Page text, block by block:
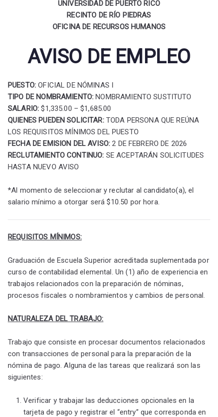
UNIVERSIDAD DE PUERTO RICO
RECINTO DE RÍO PIEDRAS
OFICINA DE RECURSOS HUMANOS
AVISO DE EMPLEO
PUESTO: OFICIAL DE NÓMINAS I
TIPO DE NOMBRAMIENTO: NOMBRAMIENTO SUSTITUTO
SALARIO: $1,335.00 – $1,685.00
QUIENES PUEDEN SOLICITAR:TODA PERSONA QUE REÚNA
LOS REQUISITOS MÍNIMOS DEL PUESTO
FECHA DE EMISION DEL AVISO: 2 DE FEBRERO DE 2026
RECLUTAMIENTO CONTINUO: SE ACEPTARÁN SOLICITUDES
HASTA NUEVO AVISO
*Al momento de seleccionar y reclutar al candidato(a), el
salario mínimo a otorgar será $10.50 por hora.
REQUISITOS MÍNIMOS:
Graduación de Escuela Superior acreditada suplementada por
curso de contabilidad elemental. Un (1) año de experiencia en
trabajos relacionados con la preparación de nóminas,
procesos fiscales o nombramientos y cambios de personal.
NATURALEZA DEL TRABAJO:
Trabajo que consiste en procesar documentos relacionados
con transacciones de personal para la preparación de la
nómina de pago. Alguna de las tareas que realizará son las
siguientes:
Verificar y trabajar las deducciones opcionales en la
tarjeta de pago y registrar el “entry” que corresponda en